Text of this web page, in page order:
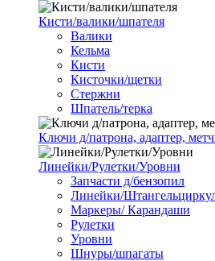
Кисти/валики/шпателя
Валики
Кельма
Кисти
Кисточки/щетки
Стержни
Шпатель/терка
Ключи д/патрона, адаптер,
Линейки/Рулетки/Уровни
Запчасти д/бензопил
Линейки/
Маркеры/ Карандаши
Рулетки
Уровни
Шнуры/шпагаты